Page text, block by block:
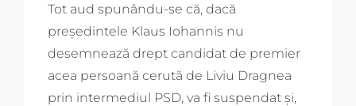
Tot aud spunându-se că, dacă
președintele Klaus Iohannis nu
desemnează drept candidat de premier
acea persoană cerută de Liviu Dragnea
prin intermediul PSD, va fi suspendat și,